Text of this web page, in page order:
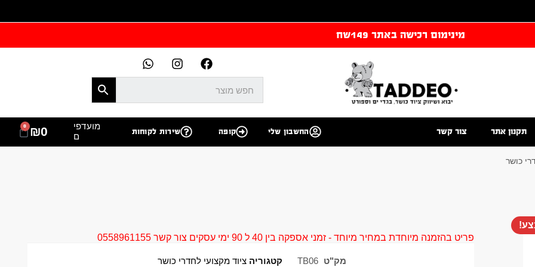
מינימום רכישה באתר 149שח
תקנון אתר צור קשר החשבון שלי קופה שירות לקוחות
מועדפי
ם
₪0
0
כושר
פריט בהזמנה מיוחדת במחיר מיוחד - זמני אספקה בין 40 ל 90 ימי עסקים צור קשר 0558961155
מק"ט TB06 קטגוריה ציוד מקצועי לחדרי כושר